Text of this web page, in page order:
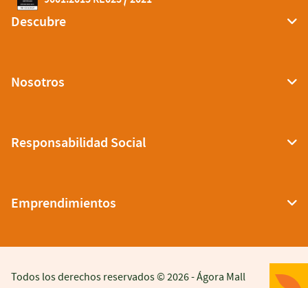
Descubre
Nosotros
Responsabilidad Social
Emprendimientos
Todos los derechos reservados © 2026 -Ágora Mall